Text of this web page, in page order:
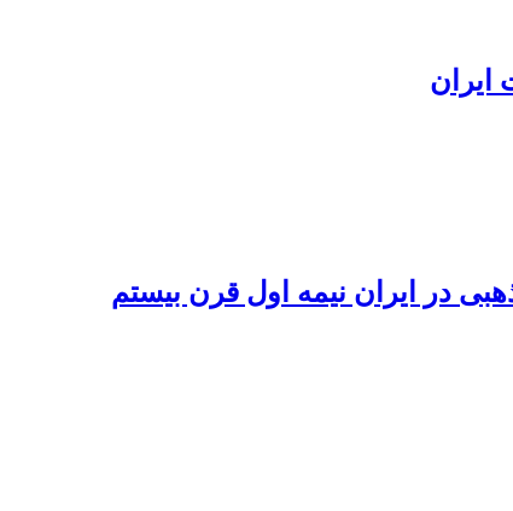
ایران
در ایران نیمه اول قرن بیستم